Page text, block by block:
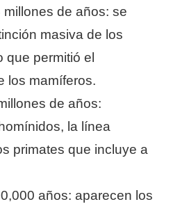
de años: se
masiva de los
que permitió el
los mamíferos.
de años:
la línea
primates que incluye a
años: aparecen los